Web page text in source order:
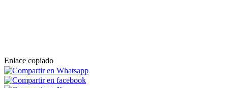
Enlace copiado